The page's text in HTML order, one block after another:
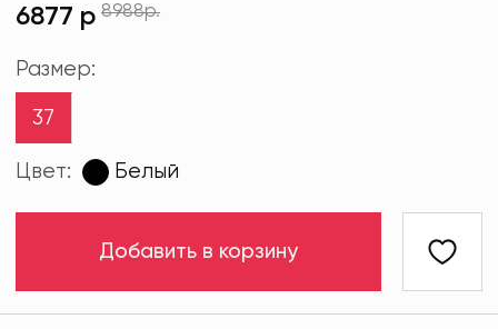
6877 р 8988р.
Размер:
37
Цвет: Белый
Добавить в корзину